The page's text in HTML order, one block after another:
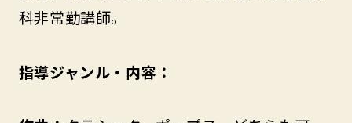
科非常勤講師。
指導ジャンル・内容：